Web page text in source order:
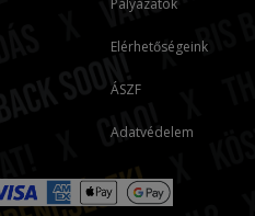
Elérhetőségeink
ÁSZF
Adatvédelem